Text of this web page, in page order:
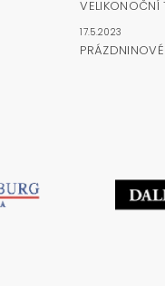
VELIKONOČNÍ
17.5.2023